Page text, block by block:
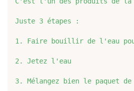
Juste 3 étapes :
1. Faire bouillir de l'eau
2. Jetez l'eau
3. Mélangez bien le paquet